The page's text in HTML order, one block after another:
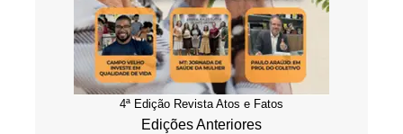
4ª Edição Revista Atos e Fatos
Edições Anteriores